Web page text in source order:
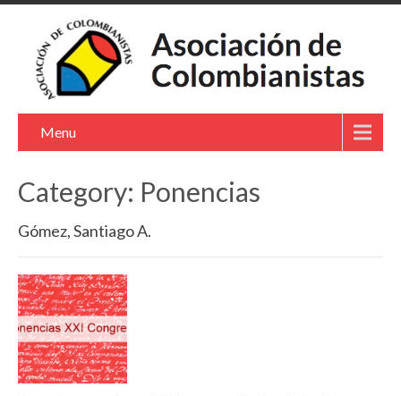
Menu
Category: Ponencias
Gómez, Santiago A.